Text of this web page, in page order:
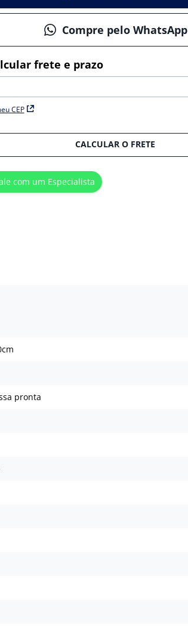
Compre pelo WhatsApp
CEP
CALCULAR O FRETE
com um Especialista
pronta